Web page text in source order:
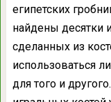
египетских
найдены десятки
сделанных из
использоваться
для того и